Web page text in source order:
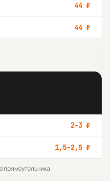
44 ₽
44 ₽
2–3 ₽
1,5–2,5 ₽
прямоугольника.